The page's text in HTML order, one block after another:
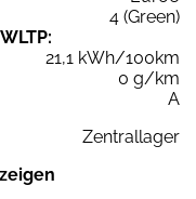
4 (Green)
21,1 kWh/100km
0 g/km
A
Zentrallager